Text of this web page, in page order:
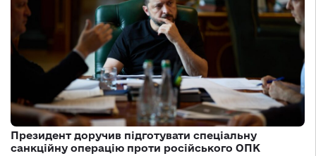
Президент доручив підготувати спеціальну
санкційну операцію проти російського ОПК